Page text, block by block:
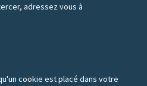
adressez vous à
cookie est placé dans votre